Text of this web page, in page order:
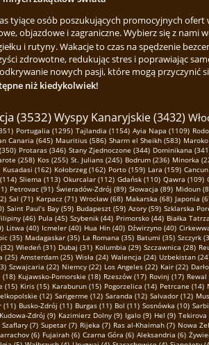
tyiące osób poszukujących promocyjnych
objazdowe i zagraniczne. Wybierz się z
i rutyny. Wakacje to czas na spędzenie
zdrowotne, redukując stres i poprawiając
nowych pasji, które mogą przyczynić
niż kiedykolwiek!
(3532)Wyspy Kanaryjskie (3432)
Portugalia (1295) Tajlandia (1154) Ayia Napa (1109)
Canaria (645) Mauritius (586) Sharm el Sheikh (583)
Protaras (346) Stany Zjednoczone (344) Dominikana
(258) Kos (255) St. Julians (245) Bodrum (236) Minorka
Kusadasi (162) Kołobrzeg (162) Porto (159) Lara (159)
Sliema (113) Okurcalar (112) Gdańsk (110) Qawra (109)
Petrovac (91) Świeradów-Zdrój (89) Słowacja (89) Midoun
Sal (71) Karpacz (71) Wrocław (68) Makarska (68) Japonia
Saint Paul’s Bay (59) Budapeszt (59) Azory (59) Szklarska
(46) Pula (45) Szybenik (44) Primorsko (44) Białka
Litwa (40) Icmeler (40) Hua Hin (40) Dźwirzyno (40)
(35) Madagaskar (35) La Romana (35) Batumi (35) Szczyrk
Wiedeń (31) Dubaj (31) Kolumbia (29) Szczawnica (28)
(25) Amsterdam (25) Wisła (24) Walencja (24) Uzbekistan
Szwajcaria (22) Niemcy (22) Los Angeles (22) Kair (22)
(18) Kujawsko-Pomorskie (18) Rzeszów (17) Rovinj (17) Rewal
(15) Kiris (15) Karaburun (15) Pogorzelica (14) Petrcane (14)
(12) Sarigerme (12) Saranda (12) Salvador (12)
(11) Busko-Zdrój (11) Burgas (11) Bol (11) Sosnówka (10)
Kudowa-Zdrój (9) Kazimierz Dolny (9) Igalo (9) Hel (9) Tekirova
Szaflary (7) Supetar (7) Rijeka (7) Ras al-Khaimah (7) Nowa
(6) Fujairah (6) Czarna Góra (6) Aleksandria (6)